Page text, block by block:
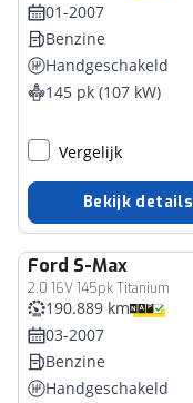
01-2007
Benzine
Handgeschakeld
145 pk (107 kW)
Vergelijk
Bekijk details
Ford S-Max
2.0 16V 145pk Titanium
190.889 km
03-2007
Benzine
Handgeschakeld